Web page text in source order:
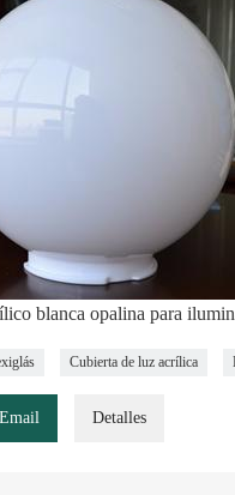
blanca opalina para
Cubierta de luz acrílica
Detalles